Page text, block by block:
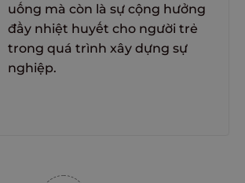
uống mà còn là sự cộng hưởng
đầy nhiệt huyết cho người trẻ
trong quá trình xây dựng sự
nghiệp.